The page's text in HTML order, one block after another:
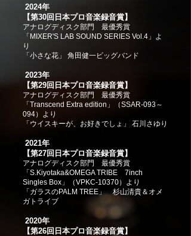
2024年
【第30回日本プロ音楽録音賞】
アナログディスク部門 最優秀賞
「MIXER'S LAB SOUND SERIES Vol.4」よ
り
「小さな花」 角田健一ビッグバンド
2023年
【第29回日本プロ音楽録音賞】
アナログディスク部門 最優秀賞
「Transcend Extra edition」（SSAR-093～
094）より
「ウイスキーが、お好きでしょ」 石川さゆり
2021年
【第27回日本プロ音楽録音賞】
アナログディスク部門 最優秀賞
「S.Kiyotaka&OMEGA TRIBE 7inch
Singles Box」（VPKC-10370）より
「ガラスのPALM TREE」 杉山清貴＆オメ
ガトライブ
2020年
【第26回日本プロ音楽録音賞】